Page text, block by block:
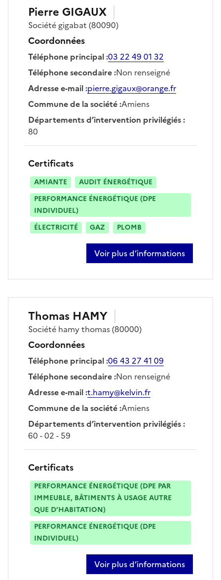
Pierre GIGAUX
Société gigabat (80090)
Coordonnées
Téléphone principal:03 22 49 01 32
Téléphone secondaire:Non renseigné
Adresse e-mail:pierre.gigaux@orange.fr
Commune de la société:Amiens
Départements d’intervention privilégiés:
80
Certificats
AMIANTE
AUDIT ÉNERGÉTIQUE
PERFORMANCE ÉNERGÉTIQUE (DPE
INDIVIDUEL)
ÉLECTRICITÉ
GAZ PLOMB
Voir plus d’informations
sur pierre gigaux
Thomas HAMY
Société hamy thomas(80000)
Coordonnées
Téléphone principal:06 43 27 41 09
Téléphone secondaire:Non renseigné
Adresse e-mail:t.hamy@kelvin.fr
Commune de la société:Amiens
Départements d’intervention privilégiés:
60 - 02 - 59
Certificats
PERFORMANCE ÉNERGÉTIQUE (DPE PAR
IMMEUBLE, BÂTIMENTS À USAGE AUTRE
QUE D’HABITATION)
PERFORMANCE ÉNERGÉTIQUE (DPE
INDIVIDUEL)
Voir plus d’informations
sur thomas hamy